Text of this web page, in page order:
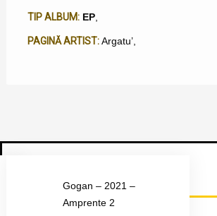
TIP ALBUM: EP,
PAGINĂ ARTIST:Argatu’,
Gogan – 2021 –
Amprente 2
Urmărește-ne pe Facebook